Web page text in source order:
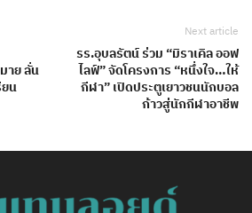
าย ลั่น
น
Next article
รร.อุบลรัตน์ ร่วม “มิราเคิล ออฟ
ไลฟ์” จัดโครงการ “หนึ่งใจ…ให้
กีฬา” เปิดประตูเยาวชนนักบอล
ก้าวสู่นักกีฬาอาชีพ